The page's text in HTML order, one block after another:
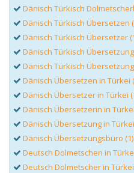
Dänisch Türkisch
Dänisch Türkisch Übersetzen
Dänisch Türkisch Übersetzer
Dänisch Türkisch
Dänisch Türkisch
Dänisch Übersetzen in Türkei
Dänisch Übersetzer in Türkei
Dänisch Übersetzerin in
Dänisch Übersetzung in
Dänisch Übersetzungsbüro (1)
Deutsch Dolmetschen in
Deutsch Dolmetscher in